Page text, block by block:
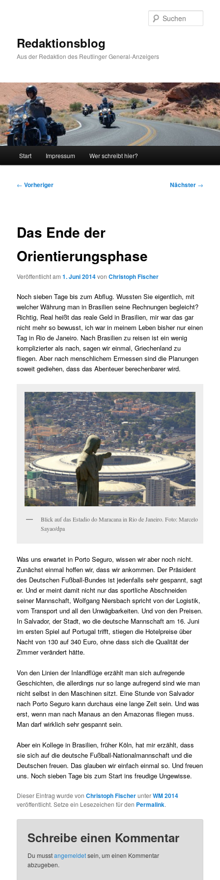
Redaktionsblog
Aus der Redaktion des Reutlinger General-Anzeigers
Start Impressum Wer schreibt hier?
Beitragsnavigation
← Vorheriger Nächster →
Das Ende der
Orientierungsphase
Veröffentlicht am1. Juni 2014vonChristoph Fischer
Noch sieben Tage bis zum Abflug. Wussten Sie eigentlich, mit
welcher Währung man in Brasilien seine Rechnungen begleicht?
Richtig, Real heißt das reale Geld in Brasilien, mir war das gar
nicht mehr so bewusst, ich war in meinem Leben bisher nur einen
Tag in Rio de Janeiro. Nach Brasilien zu reisen ist ein wenig
komplizierter als nach, sagen wir einmal, Griechenland zu
fliegen. Aber nach menschlichem Ermessen sind die Planungen
soweit gediehen, dass das Abenteuer berechenbarer wird.
Blick auf das Estadio do Maracana in Rio de Janeiro. Foto: Marcelo
Sayao/dpa
Was uns erwartet in Porto Seguro, wissen wir aber noch nicht.
Zunächst einmal hoffen wir, dass wir ankommen. Der Präsident
des Deutschen Fußball-Bundes ist jedenfalls sehr gespannt, sagt
er. Und er meint damit nicht nur das sportliche Abschneiden
seiner Mannschaft, Wolfgang Niersbach spricht von der Logistik,
vom Transport und all den Unwägbarkeiten. Und von den Preisen.
In Salvador, der Stadt, wo die deutsche Mannschaft am 16. Juni
im ersten Spiel auf Portugal trifft, stiegen die Hotelpreise über
Nacht von 130 auf 340 Euro, ohne dass sich die Qualität der
Zimmer verändert hätte.
Von den Linien der Inlandflüge erzählt man sich aufregende
Geschichten, die allerdings nur so lange aufregend sind wie man
nicht selbst in den Maschinen sitzt. Eine Stunde von Salvador
nach Porto Seguro kann durchaus eine lange Zeit sein. Und was
erst, wenn man nach Manaus an den Amazonas fliegen muss.
Man darf wirklich sehr gespannt sein.
Aber ein Kollege in Brasilien, früher Köln, hat mir erzählt, dass
sie sich auf die deutsche Fußball-Nationalmannschaft und die
Deutschen freuen. Das glauben wir einfach einmal so. Und freuen
uns. Noch sieben Tage bis zum Start ins freudige Ungewisse.
Dieser Eintrag wurde vonChristoph FischerunterWM 2014
veröffentlicht. Setze ein Lesezeichen für den Permalink.
Schreibe einen Kommentar
Du musstangemeldetsein, um einen Kommentar
abzugeben.